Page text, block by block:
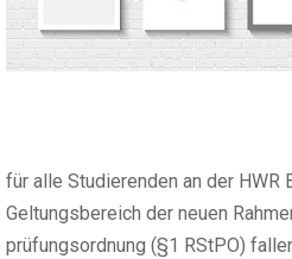
für alle Studierenden an der HWR
Geltungsbereich der neuen
prüfungsordnung (§1 RStPO)